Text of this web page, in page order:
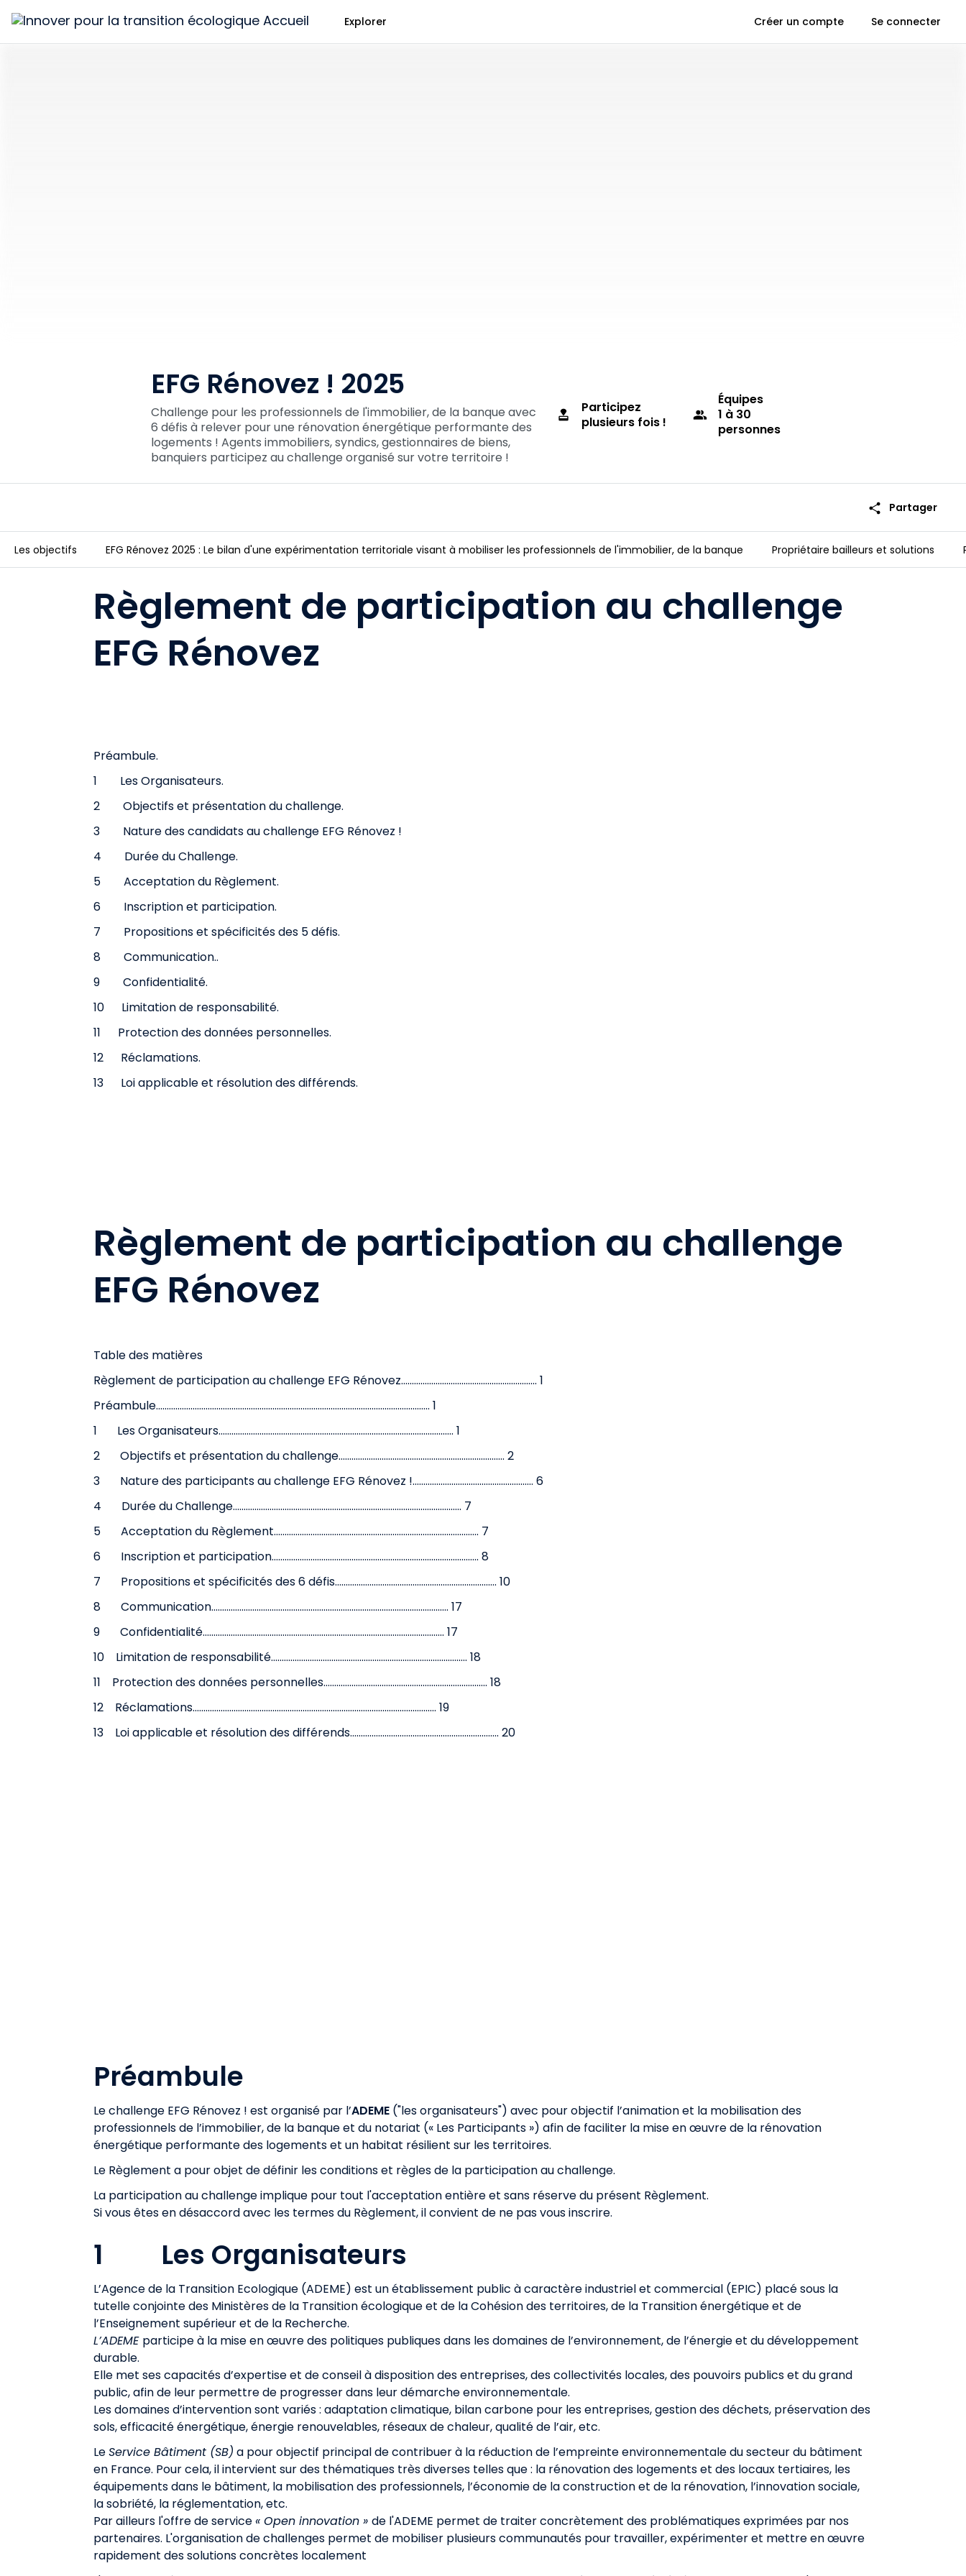
Innover
pour
Explorer Créer un compte Se connecter
EFG Rénovez ! 2025
Challenge pour les professionnels de l'immobilier, de la banque avec
6 défis à relever pour une rénovation énergétique performante des
logements ! Agents immobiliers, syndics, gestionnaires de biens,
banquiers participez au challenge organisé sur votre territoire !
approval
Participez
plusieurs fois !
group
Équipes
1 à 30
personnes
share Partager
Les objectifs EFG Rénovez 2025 : Le bilan d'une expérimentation territoriale visant à mobiliser les professionnels de l'immobilier, de la banque Propriétaire bailleurs et solutions
Règlement de participation au challenge
EFG Rénovez
Préambule.
1 Les Organisateurs.
2 Objectifs et présentation du challenge.
3 Nature des candidats au challenge EFG Rénovez !
4 Durée du Challenge.
5 Acceptation du Règlement.
6 Inscription et participation.
7 Propositions et spécificités des 5 défis.
8 Communication..
9 Confidentialité.
10 Limitation de responsabilité.
11 Protection des données personnelles.
12 Réclamations.
13 Loi applicable et résolution des différends.
Règlement de participation au challenge
EFG Rénovez
Table des matières
Règlement de participation au challenge EFG Rénovez............................................................... 1
Préambule............................................................................................................................... 1
1 Les Organisateurs............................................................................................................. 1
2 Objectifs et présentation du challenge............................................................................. 2
3 Nature des participants au challenge EFG Rénovez !........................................................ 6
4 Durée du Challenge.......................................................................................................... 7
5 Acceptation du Règlement............................................................................................... 7
6 Inscription et participation................................................................................................ 8
7 Propositions et spécificités des 6 défis........................................................................... 10
8 Communication.............................................................................................................. 17
9 Confidentialité................................................................................................................ 17
10 Limitation de responsabilité........................................................................................... 18
11 Protection des données personnelles............................................................................ 18
12 Réclamations................................................................................................................. 19
13 Loi applicable et résolution des différends..................................................................... 20
Préambule
Le challenge EFG Rénovez ! est organisé par l’ADEME ("les organisateurs") avec pour objectif l’animation et la mobilisation des
professionnels de l’immobilier, de la banque et du notariat (« Les Participants ») afin de faciliter la mise en œuvre de la rénovation
énergétique performante des logements et un habitat résilient sur les territoires.
Le Règlement a pour objet de définir les conditions et règles de la participation au challenge.
La participation au challenge implique pour tout l'acceptation entière et sans réserve du présent Règlement.
Si vous êtes en désaccord avec les termes du Règlement, il convient de ne pas vous inscrire.
1 Les Organisateurs
L’Agence de la Transition Ecologique (ADEME) est un établissement public à caractère industriel et commercial (EPIC) placé sous la
tutelle conjointe des Ministères de la Transition écologique et de la Cohésion des territoires, de la Transition énergétique et de
l’Enseignement supérieur et de la Recherche.
L’ADEME participe à la mise en œuvre des politiques publiques dans les domaines de l’environnement, de l’énergie et du développement
durable.
Elle met ses capacités d’expertise et de conseil à disposition des entreprises, des collectivités locales, des pouvoirs publics et du grand
public, afin de leur permettre de progresser dans leur démarche environnementale.
Les domaines d’intervention sont variés : adaptation climatique, bilan carbone pour les entreprises, gestion des déchets, préservation des
sols, efficacité énergétique, énergie renouvelables, réseaux de chaleur, qualité de l’air, etc.
LeService Bâtiment (SB) a pour objectif principal de contribuer à la réduction de l’empreinte environnementale du secteur du bâtiment
en France. Pour cela, il intervient sur des thématiques très diverses telles que : la rénovation des logements et des locaux tertiaires, les
équipements dans le bâtiment, la mobilisation des professionnels, l’économie de la construction et de la rénovation, l’innovation sociale,
la sobriété, la réglementation, etc.
Par ailleurs l'offre de service« Open innovation »de l'ADEME permet de traiter concrètement des problématiques exprimées par nos
partenaires. L'organisation de challenges permet de mobiliser plusieurs communautés pour travailler, expérimenter et mettre en œuvre
rapidement des solutions concrètes localement